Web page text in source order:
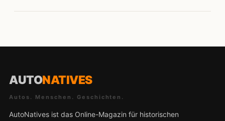
AUTONATIVES
Autos. Menschen. Geschichten.
AutoNatives ist das Online-Magazin für historischen